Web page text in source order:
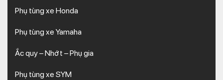
Phụ tùng xe Honda
Phụ tùng xe Yamaha
Ắc quy – Nhớt – Phụ gia
Phụ tùng xe SYM